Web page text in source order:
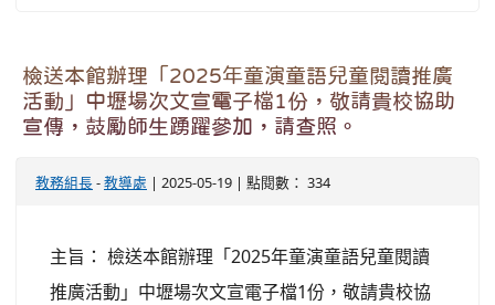
檢送本館辦理「2025年童演童語兒童閱讀推廣
活動」中壢場次文宣電子檔1份，敬請貴校協助
宣傳，鼓勵師生踴躍參加，請查照。
教務組長-教導處 | 2025-05-19 | 點閱數： 334
主旨： 檢送本館辦理「2025年童演童語兒童閱讀
推廣活動」中壢場次文宣電子檔1份，敬請貴校協